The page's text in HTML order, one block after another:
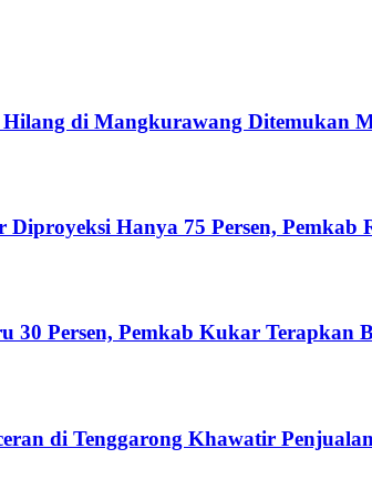
di Mangkurawang Ditemukan
Hanya 75 Persen, Pemkab
30 Persen, Pemkab Kukar Terapkan
di Tenggarong Khawatir